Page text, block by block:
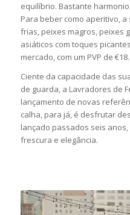
equilíbrio. Bastante
Para beber como aperitivo,
frias, peixes magros, peixes
asiáticos com toques
mercado, com um PVP de €18.
Ciente da capacidade das
de guarda, a Lavradores de
lançamento de novas
calha, para já, é desfrutar
lançado passados seis
frescura e elegância.